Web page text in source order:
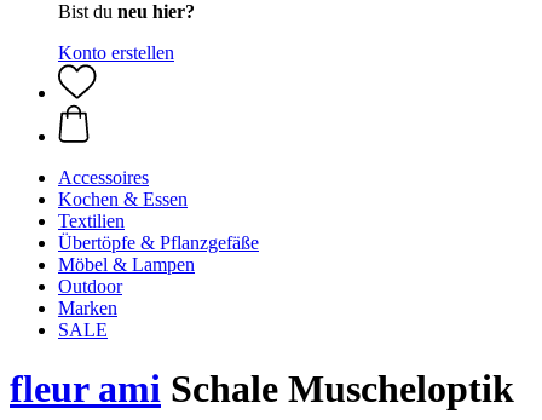
Bist du neu hier?
Konto erstellen
Accessoires
Kochen & Essen
Textilien
Übertöpfe & Pflanzgefäße
Möbel & Lampen
Outdoor
Marken
SALE
fleur ami Schale Muscheloptik